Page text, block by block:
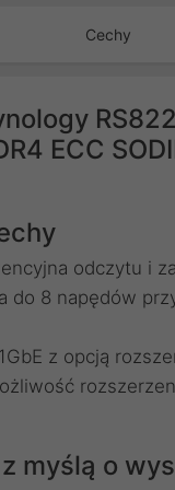
Cechy
ECC
odczytu i
do 8 napędów
z opcją
myślą o